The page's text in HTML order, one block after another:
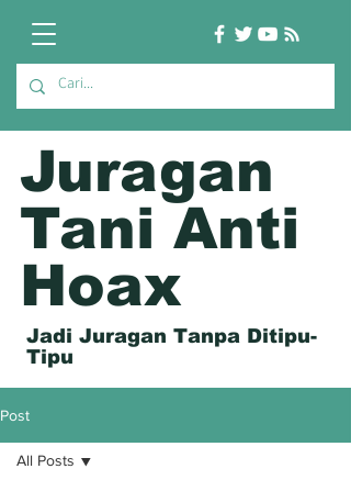
Juragan
Tani Anti
Hoax
Jadi Juragan Tanpa Ditipu-
Tipu
Post
All Posts